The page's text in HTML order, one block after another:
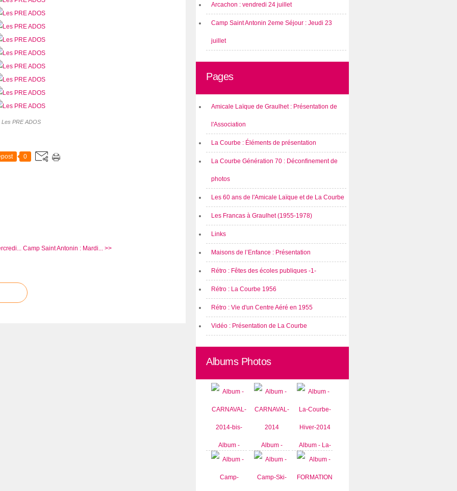
Les PRE ADOS
0
Camp Saint Antonin : Mardi... >>
Arcachon : vendredi 24 juillet
Camp Saint Antonin 2eme Séjour : Jeudi 23
juillet
Pages
Amicale Laïque de Graulhet : Présentation de
l'Association
La Courbe : Éléments de présentation
La Courbe Génération 70 : Déconfinement de
photos
Les 60 ans de l'Amicale Laïque et de La Courbe
Les Francas à Graulhet (1955-1978)
Links
Maisons de l’Enfance : Présentation
Rétro : Fêtes des écoles publiques -1-
Rétro : La Courbe 1956
Rétro : Vie d'un Centre Aéré en 1955
Vidéo : Présentation de La Courbe
Albums Photos
Album -
CARNAVAL-
2014-bis-
Album -
CARNAVAL-
2014
Album - La-
Courbe-
Hiver-2014